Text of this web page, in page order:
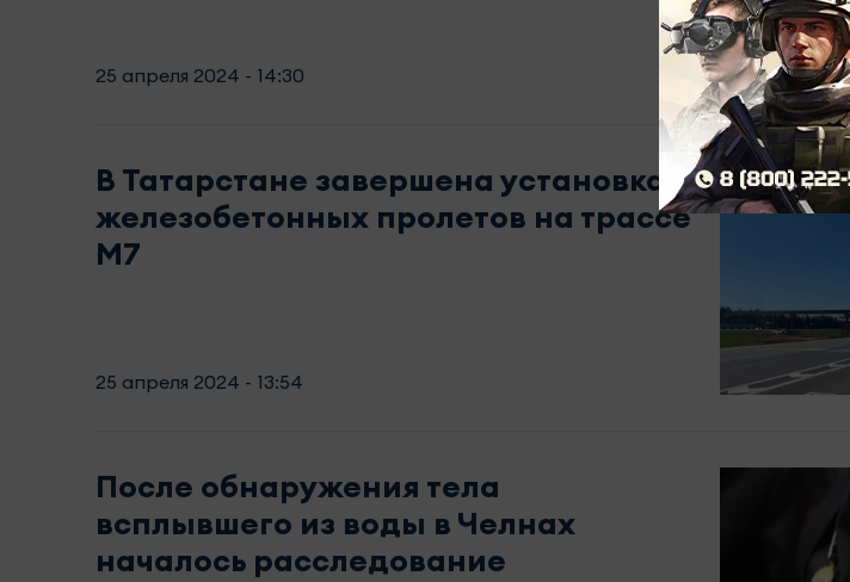
25 апреля 2024 - 14:30
В Татарстане завершена установка
железобетонных пролетов на трассе
М7
25 апреля 2024 - 13:54
После обнаружения тела
всплывшего из воды в Челнах
началось расследование